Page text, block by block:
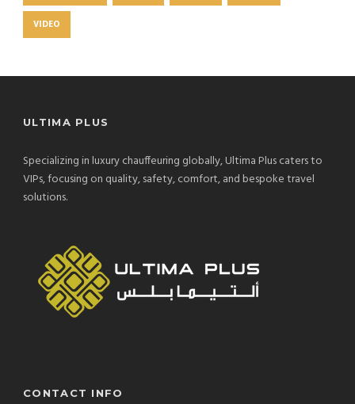
VIDEO
ULTIMA PLUS
Specializing in luxury chauffeuring globally, Ultima Plus caters to
VIPs, focusing on quality, safety, comfort, and bespoke travel
solutions.
CONTACT INFO